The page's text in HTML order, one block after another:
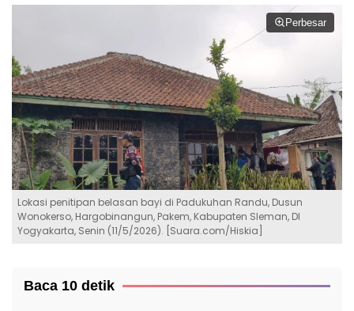
Perbesar
Lokasi penitipan belasan bayi di Padukuhan Randu, Dusun
Wonokerso, Hargobinangun, Pakem, Kabupaten Sleman, DI
Yogyakarta, Senin (11/5/2026). [Suara.com/Hiskia]
Baca 10 detik